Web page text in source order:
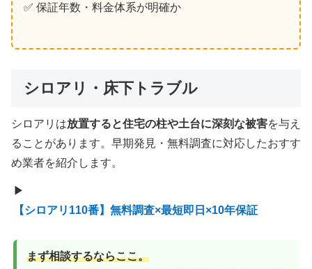
✅ 保証年数・料金体系が明確か
シロアリ・床下トラブル
シロアリは放置すると住宅の柱や土台に深刻な被害を与え
ることがあります。早期発見・無料調査に対応したおすす
め業者を紹介します。
▶
【シロアリ110番】無料調査×最短即日×10年保証
まず相談するならここ。